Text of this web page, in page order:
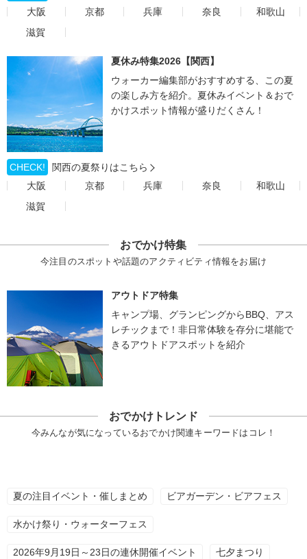
大阪
京都 兵庫 奈良
和歌山
滋賀
夏休み特集2026【関西】
ウォーカー編集部がおすすめする、この夏
の楽しみ方を紹介。夏休みイベント＆おで
かけスポット情報が盛りだくさん！
CHECK!
関西の夏祭りはこちら
大阪
京都 兵庫 奈良
和歌山
滋賀
おでかけ特集
今注目のスポットや話題のアクティビティ情報をお届け
アウトドア特集
キャンプ場、グランピングからBBQ、アス
レチックまで！非日常体験を存分に堪能で
きるアウトドアスポットを紹介
おでかけトレンド
今みんなが気になっているおでかけ関連キーワードはコレ！
夏の注目イベント・催しまとめ ビアガーデン・ビアフェス
水かけ祭り・ウォーターフェス
2026年9月19日～23日の連休開催イベント 七夕まつり